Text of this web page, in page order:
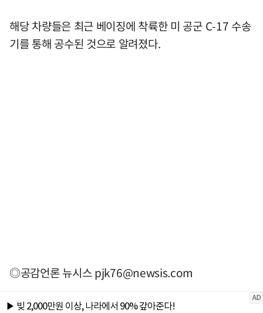
해당 차량들은 최근 베이징에 착륙한 미 공군 C-17 수송
기를 통해 공수된 것으로 알려졌다.
◎공감언론 뉴시스pjk76@newsis.com